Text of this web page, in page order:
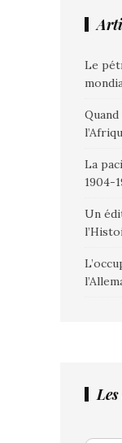
Le
La
1904-
Un